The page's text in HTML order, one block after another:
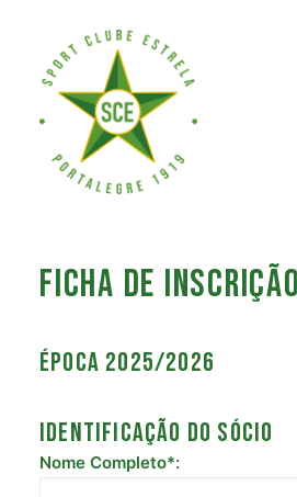
CLUBE
SÓCIOS
Ficha de
Época 2025/2026
Identificação do Sócio
Nome Completo*: